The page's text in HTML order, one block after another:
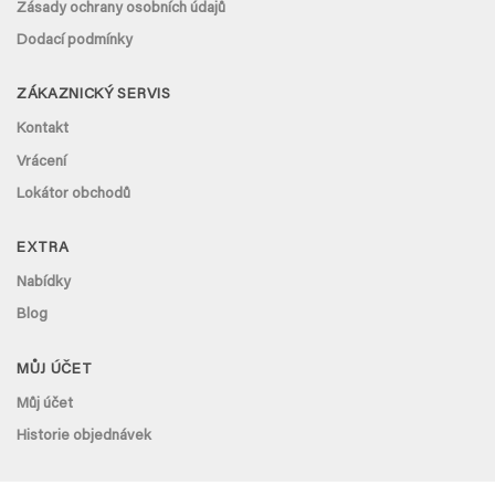
Zásady ochrany osobních údajů
Dodací podmínky
ZÁKAZNICKÝ SERVIS
Kontakt
Vrácení
Lokátor obchodů
EXTRA
Nabídky
Blog
MŮJ ÚČET
Můj účet
Historie objednávek